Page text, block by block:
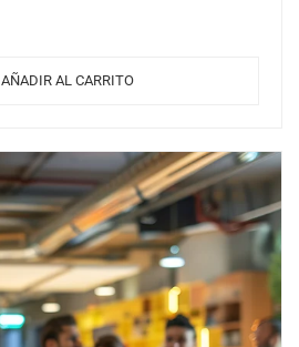
AÑADIR AL CARRITO